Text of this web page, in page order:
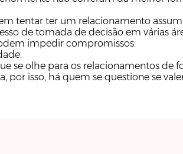
tentar ter um relacionamento
de tomada de decisão em várias
impedir compromissos.
se olhe para os relacionamentos de
por isso, há quem se questione se